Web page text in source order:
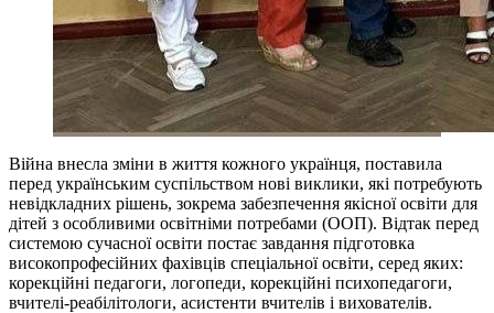
Війна внесла зміни в життя кожного українця, поставила
перед українським суспільством нові виклики, які потребують
невідкладних рішень, зокрема забезпечення якісної освіти для
дітей з особливими освітніми потребами (ООП). Відтак перед
системою сучасної освіти постає завдання підготовка
високопрофесійних фахівців спеціальної освіти, серед яких:
корекційні педагоги, логопеди, корекційні психопедагоги,
вчителі-реабілітологи, асистенти вчителів і вихователів.